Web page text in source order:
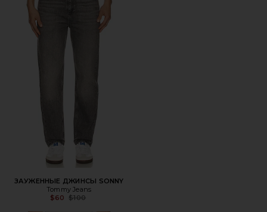
ЗАУЖЕННЫЕ ДЖИНСЫ SONNY
Tommy Jeans
$60 Previous price:
$100